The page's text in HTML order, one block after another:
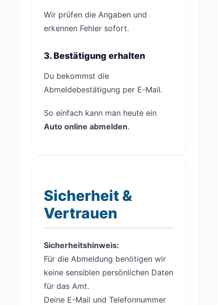
Wir prüfen die Angaben und
erkennen Fehler sofort.
3. Bestätigung erhalten
Du bekommst die
Abmeldebestätigung per E-Mail.
So einfach kann man heute ein
Auto online abmelden.
Sicherheit &
Vertrauen
Sicherheitshinweis:
Für die Abmeldung benötigen wir
keine sensiblen persönlichen Daten
für das Amt.
Deine E-Mail und Telefonnummer